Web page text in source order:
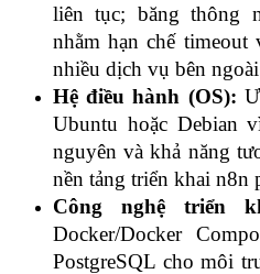
liên tục; băng thông
nhằm hạn chế
nhiều dịch vụ bên
Hệ điều hành (OS):
Ubuntu hoặc Debian
nguyên và khả năng
nền tảng triển khai n8n
Công nghệ triển
Docker/Docker
PostgreSQL cho môi